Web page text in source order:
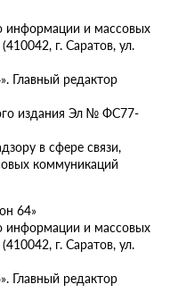
информации и массовых
г. Саратов, ул.
Главный редактор
издания Эл № ФС77-
в сфере связи,
коммуникаций
64»
информации и массовых
г. Саратов, ул.
Главный редактор